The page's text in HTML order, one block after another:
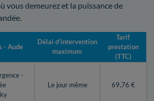
vous demeurez et la puissance de
- Aude
Délai d’intervention
maximum
Tarif
prestation
(TTC)
-
Le jour même 69,76 €